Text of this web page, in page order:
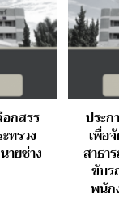
กสรร
ทรวง
ายช่าง
ประก
เพื่อ
สาธา
ขับร
พนัก